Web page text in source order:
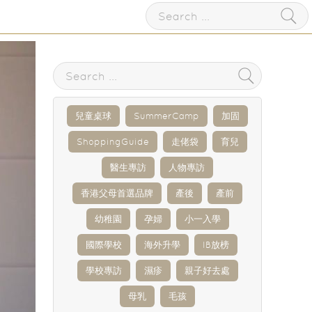
兒童桌球 SummerCamp 加固
ShoppingGuide 走佬袋 育兒
醫生專訪 人物專訪
香港父母首選品牌 產後 產前
幼稚園 孕婦 小一入學
國際學校 海外升學 IB放榜
學校專訪 濕疹 親子好去處
母乳 毛孩